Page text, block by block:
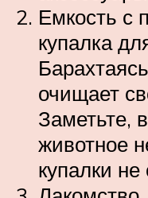
Емкость с
купалка
очищает
Заметьте,
животное
купалки